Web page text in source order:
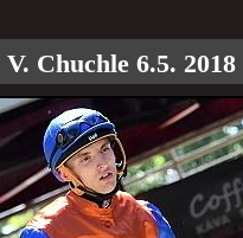
V. Chuchle 6.5.